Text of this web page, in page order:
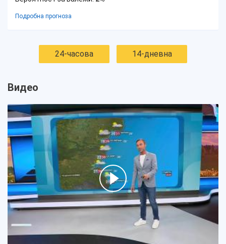
Подробна прогноза
24-часова 14-дневна
Видео